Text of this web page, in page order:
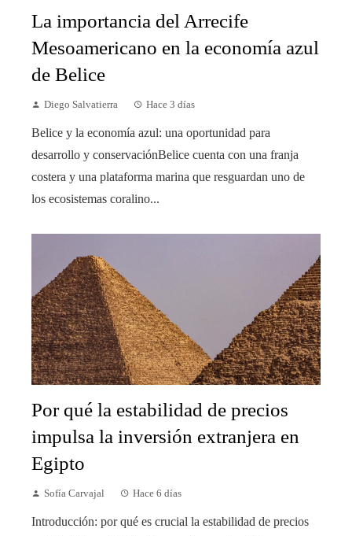
La importancia del Arrecife
Mesoamericano en la economía azul
de Belice
Diego Salvatierra Hace 3 días
Belice y la economía azul: una oportunidad para
desarrollo y conservaciónBelice cuenta con una franja
costera y una plataforma marina que resguardan uno de
los ecosistemas coralino...
Por qué la estabilidad de precios
impulsa la inversión extranjera en
Egipto
Sofía Carvajal Hace 6 días
Introducción: por qué es crucial la estabilidad de precios